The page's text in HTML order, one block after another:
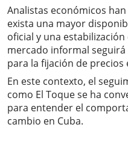
Analistas económicos
exista una mayor
oficial y una
mercado informal
para la fijación de precios
En este contexto, el
como El Toque se ha
para entender el
cambio en Cuba.